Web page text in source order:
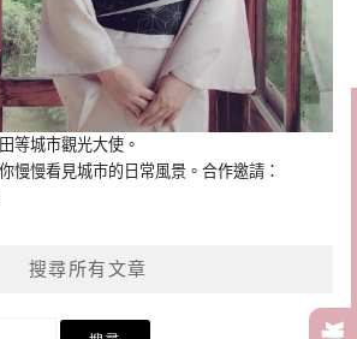
等城市觀光大使。
慢慢看見城市的日常風景。合作邀請：
搜尋所有文章